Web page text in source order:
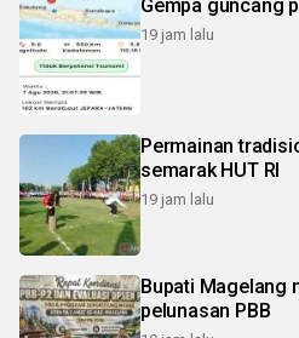
Gempa guncang
19 jam lalu
Permainan
semarak HUT RI
19 jam lalu
Bupati Magelang
pelunasan PBB